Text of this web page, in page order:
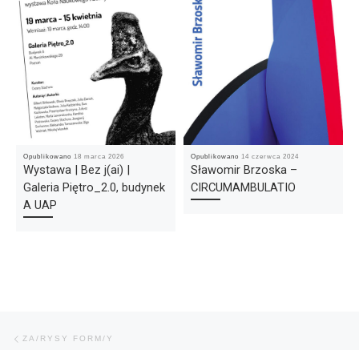
Opublikowano 18 marca 2026
Wystawa | Bez j(ai) |
Galeria Piętro_2.0, budynek
A UAP
Opublikowano 14 czerwca 2024
Sławomir Brzoska –
CIRCUMAMBULATIO
ZA/RYSY FORM/Y